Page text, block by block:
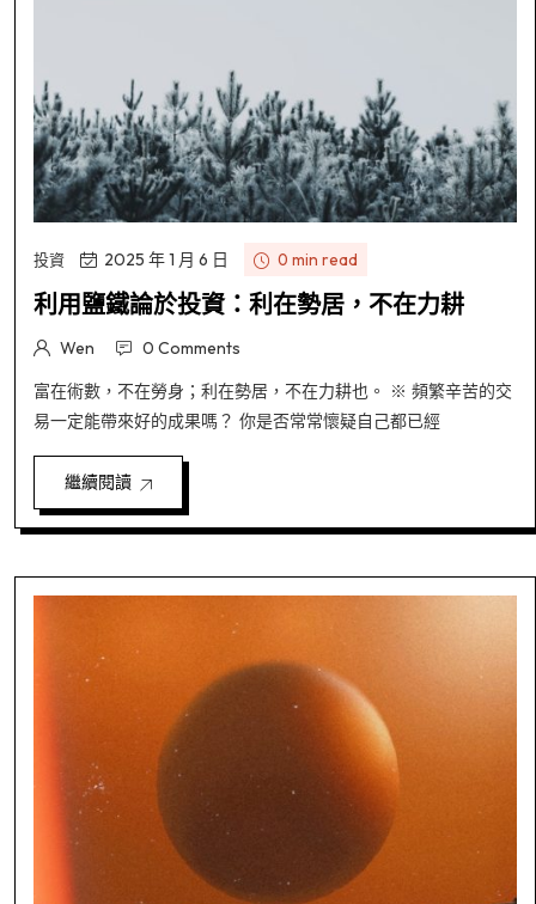
投資 2025 年 1 月 6 日 0 min read
利用鹽鐵論於投資：利在勢居，不在力耕
Wen 0 Comments
富在術數，不在勞身；利在勢居，不在力耕也。 ※ 頻繁辛苦的交
易一定能帶來好的成果嗎？ 你是否常常懷疑自己都已經
繼續閱讀